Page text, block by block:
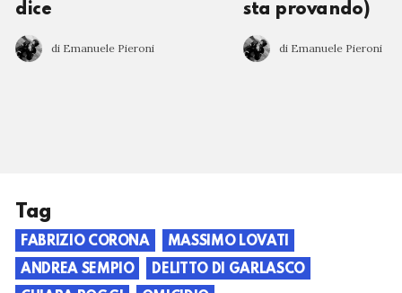
dice
di Emanuele Pieroni
sta provando)
di Emanuele Pieroni
Tag
FABRIZIO CORONA
MASSIMO LOVATI
ANDREA SEMPIO
DELITTO DI GARLASCO